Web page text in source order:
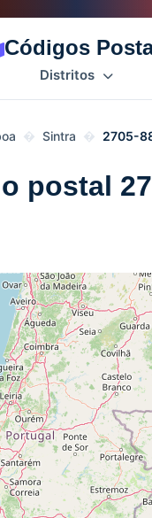
Códigos
Distritos
Sintra 2705-
postal